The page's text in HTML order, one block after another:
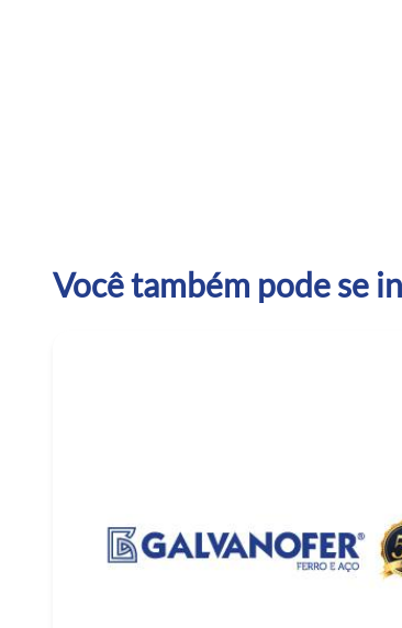
Você também pode se